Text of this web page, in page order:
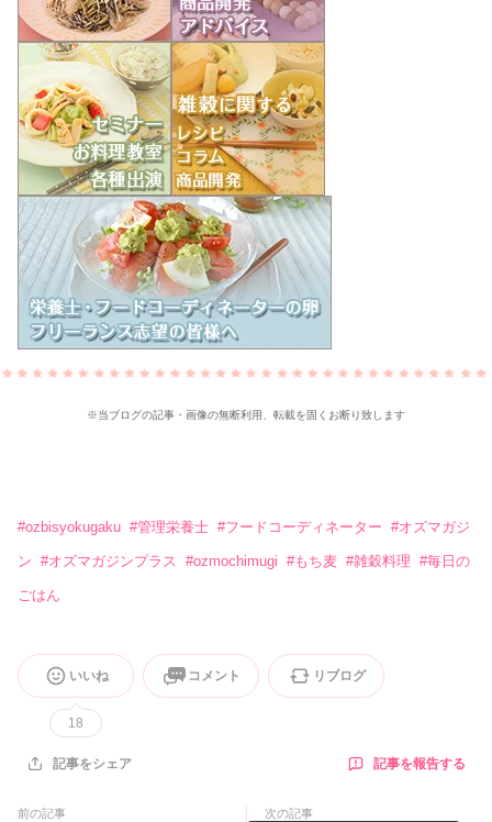
※当ブログの記事・画像の無断利用、転載を固くお断り致します
#ozbisyokugaku #管理栄養士 #フードコーディネーター #オズマガジ
ン #オズマガジンプラス #ozmochimugi #もち麦 #雑穀料理 #毎日の
ごはん
いいね
18
コメント リブログ
記事をシェア 記事を報告する
前の記事 次の記事